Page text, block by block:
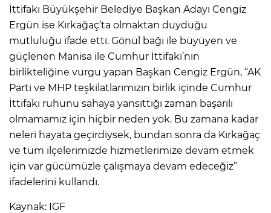
İttifakı Büyükşehir Belediye Başkan Adayı Cengiz
Ergün ise Kırkağaç’ta olmaktan duyduğu
mutluluğu ifade etti. Gönül bağı ile büyüyen ve
güçlenen Manisa ile Cumhur İttifakı’nın
birlikteliğine vurgu yapan Başkan Cengiz Ergün, “AK
Parti ve MHP teşkilatlarımızın birlik içinde Cumhur
İttifakı ruhunu sahaya yansıttığı zaman başarılı
olmamamız için hiçbir neden yok. Bu zamana kadar
neleri hayata geçirdiysek, bundan sonra da Kırkağaç
ve tüm ilçelerimizde hizmetlerimize devam etmek
için var gücümüzle çalışmaya devam edeceğiz”
ifadelerini kullandı.
Kaynak: IGF